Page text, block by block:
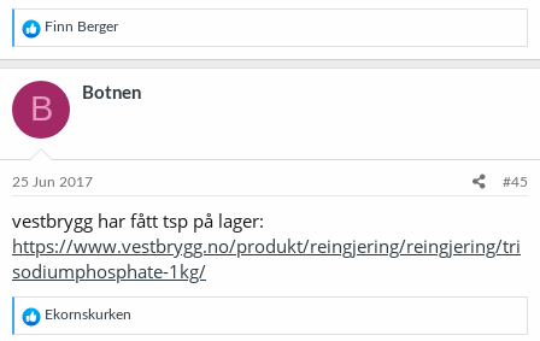
R
e
a
k
s
j
o
e
:
Finn Berger
B Botnen
25 Jun 2017 #45
vestbrygg har fått tsp på lager:
https://www.vestbrygg.no/produkt/reingjering/reingjering/tri
sodiumphosphate-1kg/
R
e
Ekornskurken